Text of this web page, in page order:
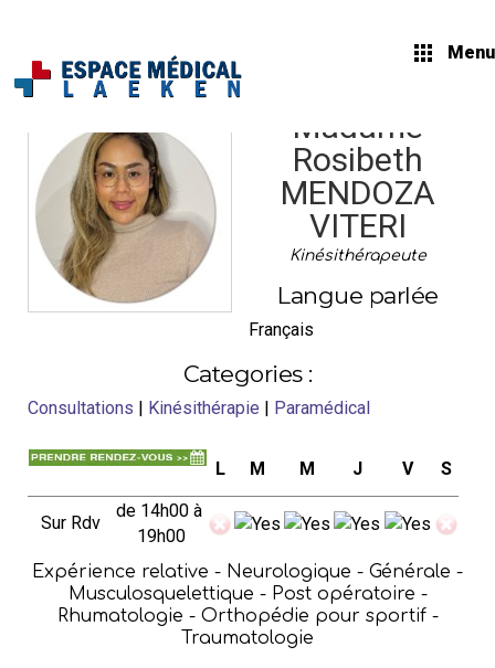
Menu
Madame
Rosibeth
MENDOZA
VITERI
Kinésithérapeute
Langue parlée
Français
Categories :
Consultations | Kinésithérapie | Paramédical
L M M J V S
Sur Rdv
de 14h00 à
19h00
Expérience relative - Neurologique - Générale -
Musculosquelettique - Post opératoire -
Rhumatologie - Orthopédie pour sportif -
Traumatologie